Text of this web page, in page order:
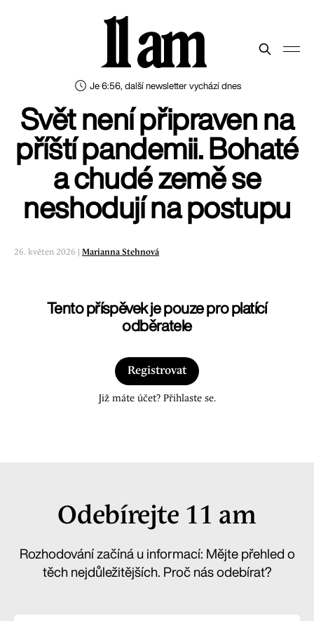
Je 6:56, další newsletter vychází dnes
11 am
Svět není připraven na
příští pandemii. Bohaté
a chudé země se
neshodují na postupu
26. květen 2026 | Marianna Stehnová
Tento příspěvek je pouze pro platící
odběratele
Registrovat
Již máte účet? Přihlaste se.
Odebírejte 11 am
Rozhodování začíná u informací: Mějte přehled o
těch nejdůležitějších. Proč nás odebírat?